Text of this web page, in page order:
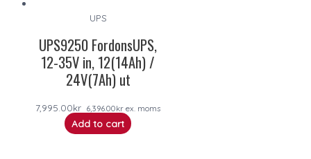
UPS
UPS9250 FordonsUPS,
12-35V in, 12(14Ah) /
24V(7Ah) ut
7,995.00kr 6,396.00kr ex. moms
Add to cart